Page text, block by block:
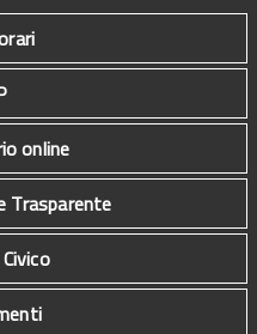
online
Trasparente